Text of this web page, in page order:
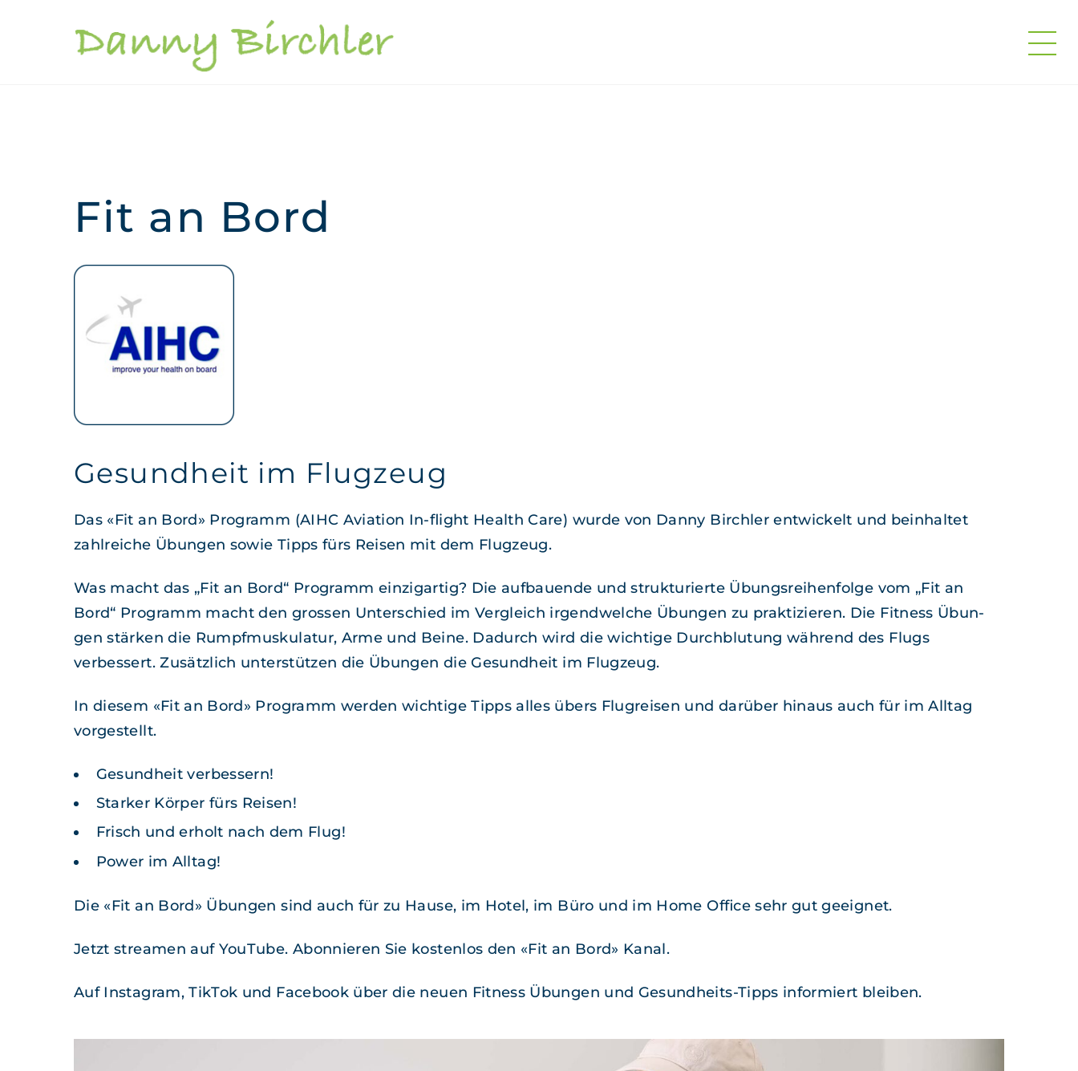
Fit an Bord
Gesundheit im Flugzeug
Das «Fit an Bord» Pro­gramm (AIHC Avi­a­tion In-flight Health Care) wurde von Dan­ny Birch­ler entwick­elt und bein­hal­tet
zahlre­iche Übun­gen sowie Tipps fürs Reisen mit dem Flugzeug.
Was macht das „Fit an Bord“ Pro­gramm einzi­gar­tig? Die auf­bauende und struk­turi­erte Übungsrei­hen­folge vom „Fit an
Bord“ Pro­gramm macht den grossen Unter­schied im Ver­gle­ich irgendwelche Übun­gen zu prak­tizieren. Die Fit­ness Übun­
gen stärken die Rumpf­musku­latur, Arme und Beine. Dadurch wird die wichtige Durch­blu­tung während des Flugs
verbessert. Zusät­zlich unter­stützen die Übun­gen die Gesund­heit im Flugzeug.
In diesem «Fit an Bord» Pro­gramm wer­den wichtige Tipps alles übers Flu­greisen und darüber hin­aus auch für im All­t­ag
vorgestellt.
Gesund­heit verbessern!
Stark­er Kör­p­er fürs Reisen!
Frisch und erholt nach dem Flug!
Pow­er im Alltag!
Die «Fit an Bord» Übun­gen sind auch für zu Hause, im Hotel, im Büro und im Home Office sehr gut geeignet.
Jet­zt strea­men auf YouTube. Abon­nieren Sie kosten­los den «Fit an Bord» Kanal.
Auf Insta­gram, Tik­Tok und Face­book über die neuen Fit­ness Übun­gen und Gesund­heits-Tipps informiert bleiben.